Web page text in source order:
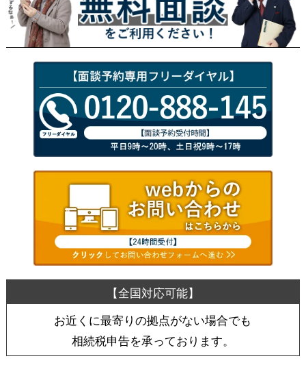
お近くに最寄りの拠点がない場合でも
相続税申告を承っております。